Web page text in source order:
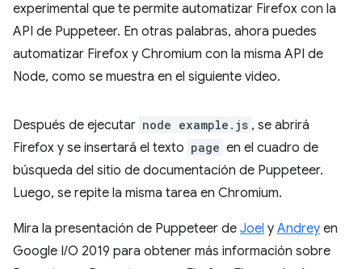
experimental que te permite automatizar Firefox con la
API de Puppeteer. En otras palabras, ahora puedes
automatizar Firefox y Chromium con la misma API de
Node, como se muestra en el siguiente video.
Después de ejecutar node example.js , se abrirá
Firefox y se insertará el texto page en el cuadro de
búsqueda del sitio de documentación de Puppeteer.
Luego, se repite la misma tarea en Chromium.
Mira la presentación de Puppeteer de Joel y Andrey en
Google I/O 2019 para obtener más información sobre